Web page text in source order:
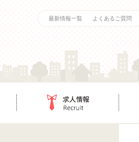
最新情報一覧 よくあるご質問